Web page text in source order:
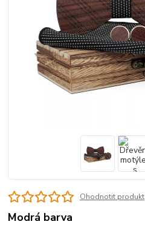
Ohodnotit produkt
Modrá barva